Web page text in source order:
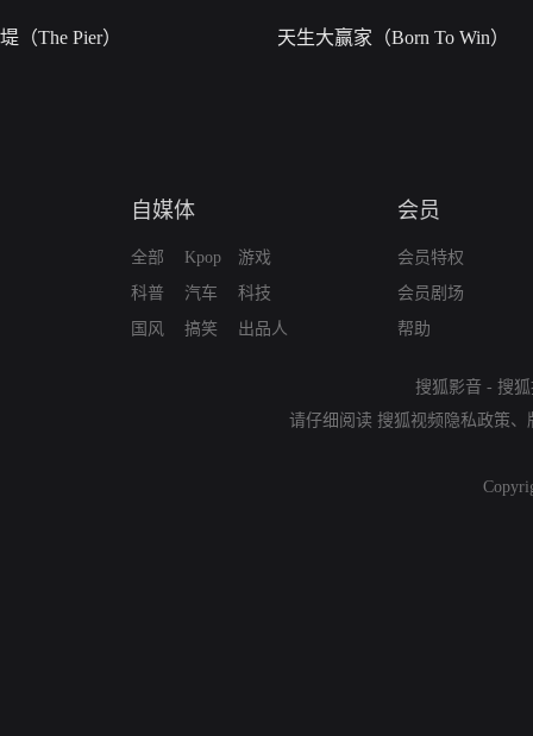
堤（The Pier） 天生大赢家（Born To Win）
自媒体
全部
科普
国风
Kpop
汽车
搞笑
游戏
科技
出品人
会员
会员特权
会员剧场
帮助
搜狐影音 - 搜
请仔细阅读 搜狐视频隐私政策、